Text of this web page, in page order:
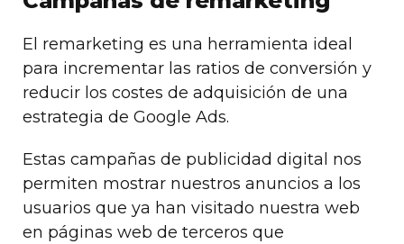
El remarketing es una herramienta ideal
para incrementar las ratios de conversión y
reducir los costes de adquisición de una
estrategia de Google Ads.
Estas campañas de publicidad digital nos
permiten mostrar nuestros anuncios a los
usuarios que ya han visitado nuestra web
en páginas web de terceros que